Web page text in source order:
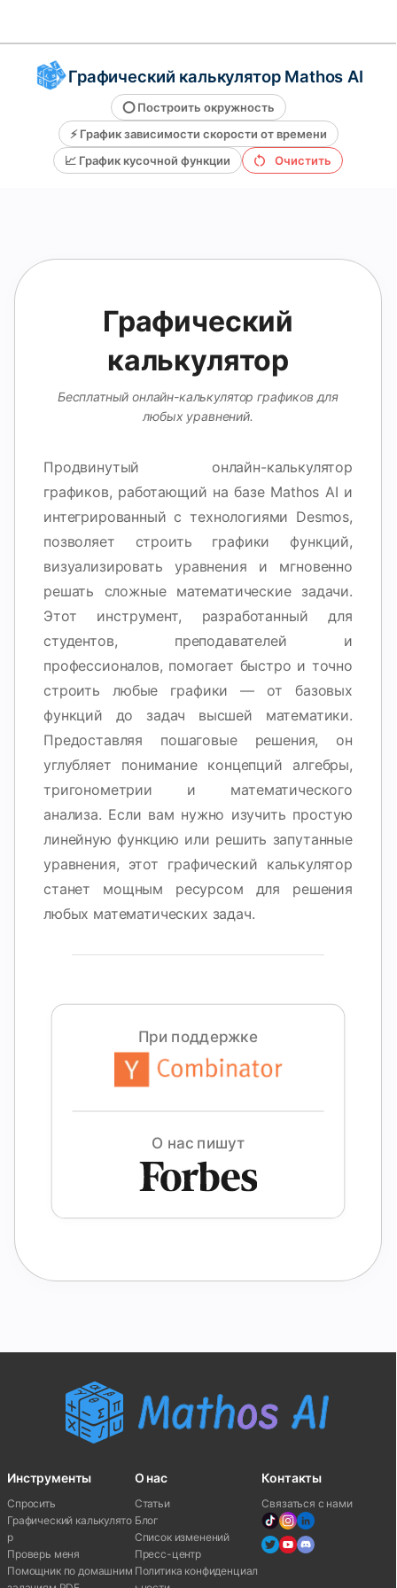
Решатель по математике
AI-тьютор
Помощник по домашним
Графический калькулятор Mathos AI
⭕ Построить окружность
⚡ График зависимости скорости от времени
📈 График кусочной функции Очистить
Графический
калькулятор
Бесплатный онлайн-калькулятор графиков для
любых уравнений.
Продвинутый онлайн-калькулятор
графиков, работающий на базе Mathos AI и
интегрированный с технологиями Desmos,
позволяет строить графики функций,
визуализировать уравнения и мгновенно
решать сложные математические задачи.
Этот инструмент, разработанный для
студентов, преподавателей и
профессионалов, помогает быстро и точно
строить любые графики — от базовых
функций до задач высшей математики.
Предоставляя пошаговые решения, он
углубляет понимание концепций алгебры,
тригонометрии и математического
анализа. Если вам нужно изучить простую
линейную функцию или решить запутанные
уравнения, этот графический калькулятор
станет мощным ресурсом для решения
любых математических задач.
При поддержке
О нас пишут
Инструменты
Спросить
Графический калькулято
р
Проверь меня
Помощник по домашним
О нас
Статьи
Блог
Список изменений
Пресс-центр
Политика конфиденциал
Контакты
Связаться с нами